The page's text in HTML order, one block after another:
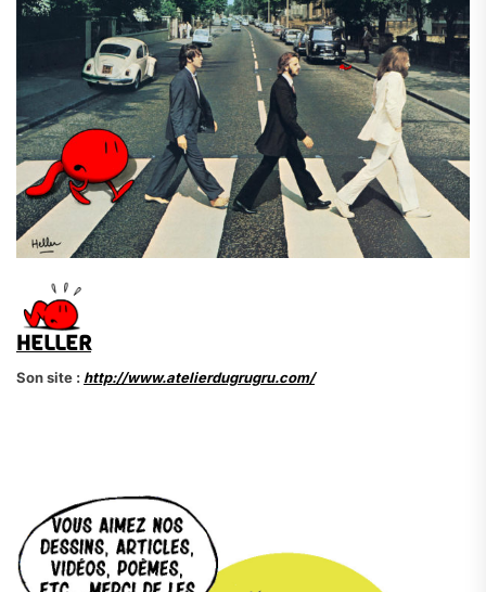
HELLER
Son site : http://www.atelierdugrugru.com/